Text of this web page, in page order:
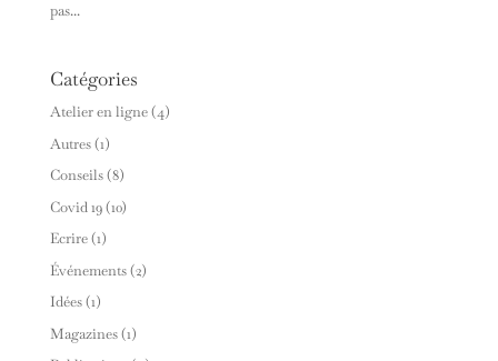
pas...
Catégories
Atelier en ligne(4)
Autres(1)
Conseils(8)
Covid 19(10)
Ecrire(1)
Événements(2)
Idées(1)
Magazines(1)